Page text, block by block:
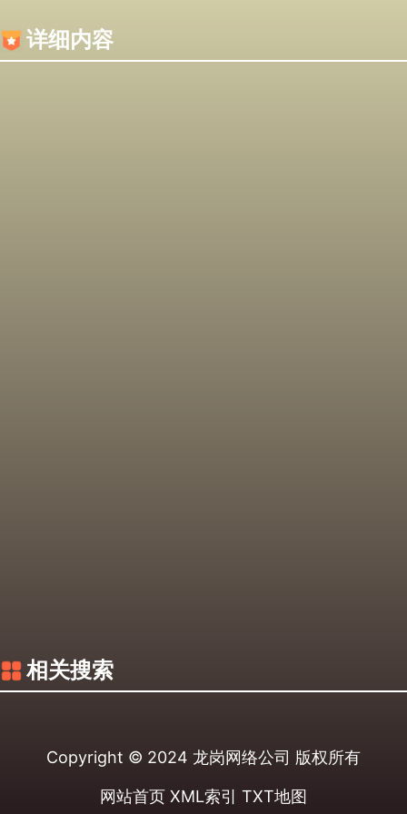
详细内容
相关搜索
Copyright © 2024 龙岗网络公司 版权所有
网站首页 XML索引 TXT地图